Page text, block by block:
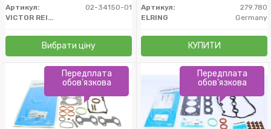
Артикул:
02-34150-01
VICTOR REINZ
Вибрати ціну
Артикул:
279.780
ELRING
Germany
КУПИТИ
Передплата
обов'язкова
Передплата
обов'язкова